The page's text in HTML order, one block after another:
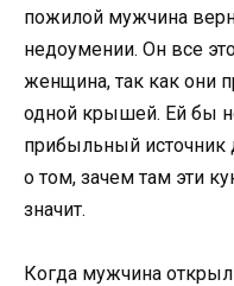
пожилой мужчина
недоумении. Он все
женщина, так как они
одной крышей. Ей бы
прибыльный источник
о том, зачем там эти
значит.
Когда мужчина